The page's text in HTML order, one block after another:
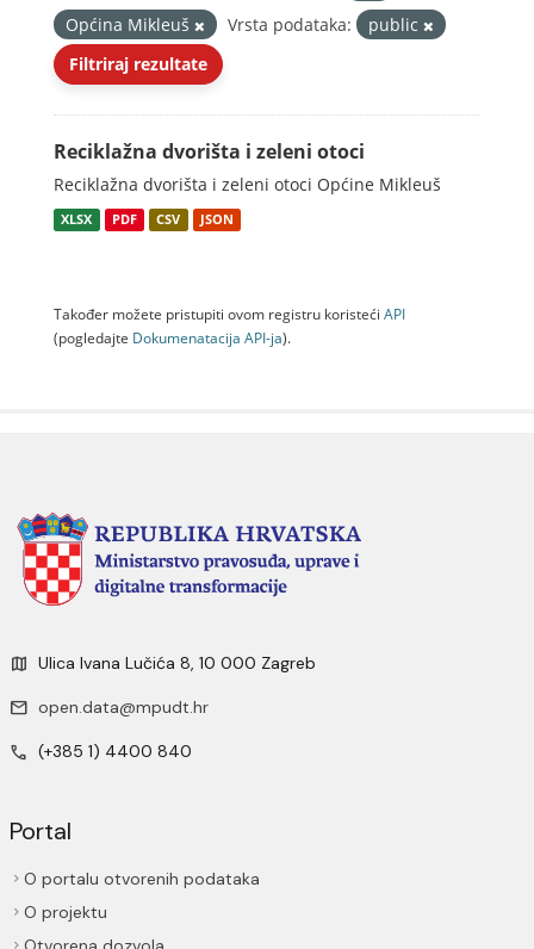
Općina Mikleuš
Vrsta podataka:
public
Filtriraj rezultate
Reciklažna dvorišta i zeleni otoci
Reciklažna dvorišta i zeleni otoci Općine Mikleuš
XLSX PDF CSV JSON
Također možete pristupiti ovom registru koristeći API
(pogledajte Dokumenаtаcijа API-jа).